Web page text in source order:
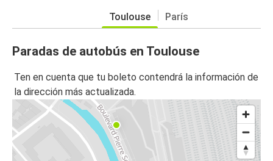
Toulouse París
Paradas de autobús en Toulouse
Ten en cuenta que tu boleto contendrá la información de
la dirección más actualizada.